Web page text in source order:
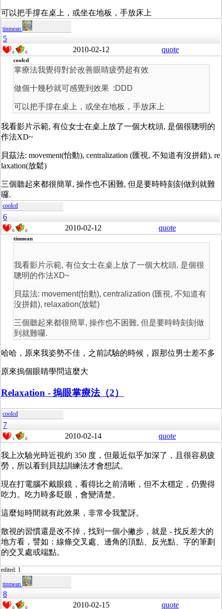
可以把手撐在桌上，或坐在地板，手放床上
tinmean
5
0 0 2010-02-12 quote
coolcd
掌療法我覺得對於改善眼睛疲勞超有效
做個十幾秒就可感覺到效果 :DDD
可以把手撐在桌上，或坐在地板，手放床上
我看影片示範, 有位女士在桌上放了一個大枕頭, 是個很聰明的
作法XD~
貝茲法: movement(怡動), centralization (匯視, 不知道有沒拼錯), re
laxation(放鬆)
三個聽起來都很簡單, 操作也不困難, 但是要時時刻刻做到就難
囉.
coolcd
6
0 0 2010-02-12 quote
tinmean
我看影片示範, 有位女士在桌上放了一個大枕頭, 是個很
聰明的作法XD~
貝茲法: movement(怡動), centralization (匯視, 不知道有
沒拼錯), relaxation(放鬆)
三個聽起來都很簡單, 操作也不困難, 但是要時時刻刻做
到就難囉.
哈哈，原來我姿勢不佳，之前試驗的時候，跟那位男士差不多
原來摀個眼睛學問這麼大
Relaxation - 摀眼掌療法（2）
coolcd
7
1 0 2010-02-14 quote
我上次驗光時近視約 350 度，但最近似乎加深了，且很容易疲
勞，所以看到貝玆訓練法才會想試。
現在打電腦不戴眼鏡，看得比之前清晰，但不太穩定，仍覺得
吃力。吃力時多眨眼，會變清楚。
這麼短時間就有此效果，非常令我驚訝。
散視的習慣還是改不掉，找到一個小撇步，就是 - 找反差大的
地方看，譬如：線條交叉處、邊角的頂點、反光點、字的筆劃
的交叉處或端點。
edited: 1
tinmean
8
0 0 2010-02-15 quote